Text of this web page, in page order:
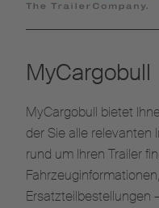
MyCargobull
MyCargobull bietet
der Sie alle relevanten
rund um Ihren Trailer
Ersatzteilbestellungen